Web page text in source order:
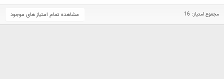
مجموع امتیاز: 16 مشاهده تمام امتیاز های موجود